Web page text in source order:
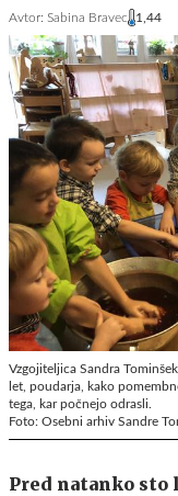
Avtor: Sabina Bravec 1,44
Vzgojiteljica Sandra
let, poudarja, kako
tega, kar počnejo odrasli.
Foto: Osebni arhiv Sandre
Pred natanko